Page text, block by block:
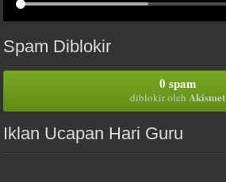
Spam Diblokir
0 spam
diblokir oleh Akismet
Iklan Ucapan Hari Guru